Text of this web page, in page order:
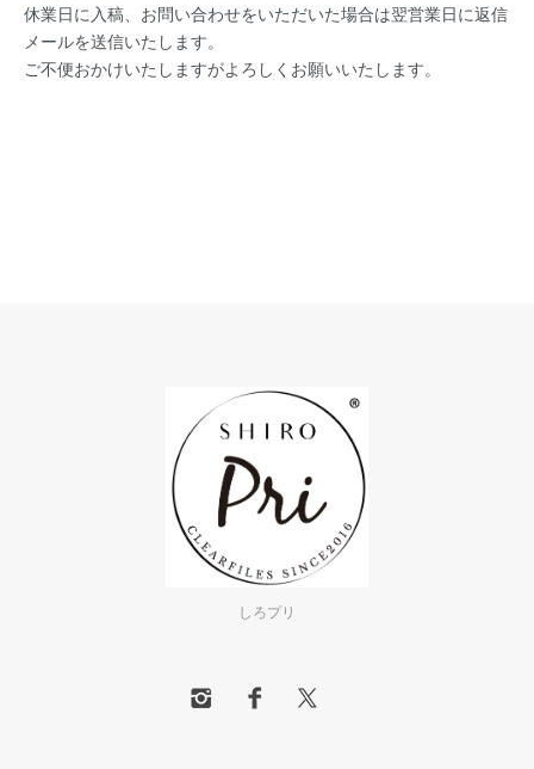
休業日に入稿、お問い合わせをいただいた場合は翌営業日に返信
メールを送信いたします。
ご不便おかけいたしますがよろしくお願いいたします。
しろプリ